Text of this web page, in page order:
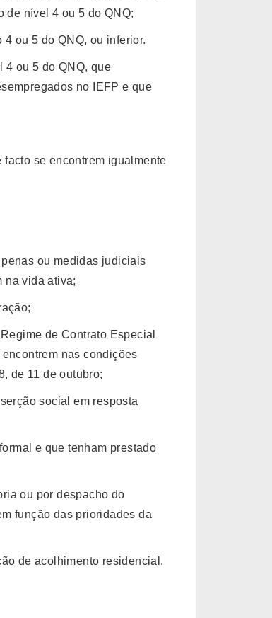
de nível 4 ou 5 do QNQ;
ou 5 do QNQ, ou inferior.
4 ou 5 do QNQ, que
no IEFP e que
se encontrem igualmente
ou medidas judiciais
na vida ativa;
de Contrato Especial
nas condições
de 11 de outubro;
social em resposta
e que tenham prestado
ou por despacho do
função das prioridades da
de acolhimento residencial.